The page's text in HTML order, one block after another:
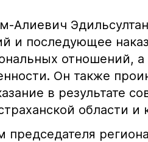
Алиевич
и последующее
отношений, а
Он также
в результате
области и
председателя